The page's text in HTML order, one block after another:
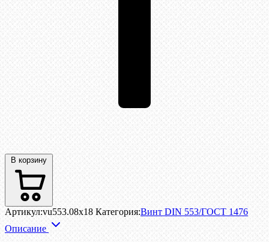
В корзину
Артикул:vu553.08x18 Категория:Винт DIN 553/ГОСТ 1476
Описание